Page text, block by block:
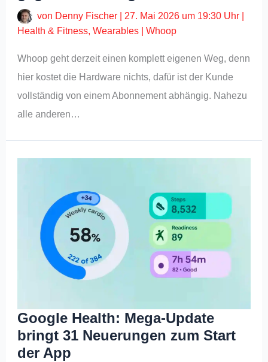
von Denny Fischer 27. Mai 2026 um 19:30 Uhr
Health & Fitness,Wearables |Whoop
Whoop geht derzeit einen komplett eigenen Weg, denn
hier kostet die Hardware nichts, dafür ist der Kunde
vollständig von einem Abonnement abhängig. Nahezu
alle anderen…
Google Health: Mega-Update
bringt 31 Neuerungen zum Start
der App